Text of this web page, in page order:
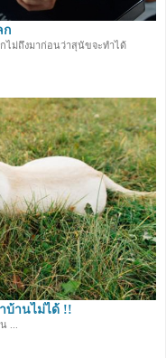
ก
ไม่ถึงมาก่อนว่าสุนัขจะทำได้
บ้านไม่ได้ !!
...